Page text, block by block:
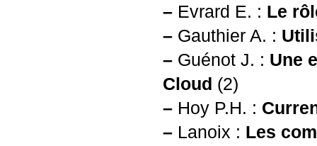
– Evrard E. : Le
– Gauthier A. :
– Guénot J. : Une
Cloud (2)
– Hoy P.H. :
– Lanoix : Les